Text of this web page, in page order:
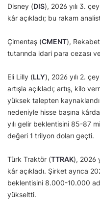
Disney (DIS), 2026 yılı 3.
kâr açıkladı; bu rakam
Çimentaş (CMENT),
tutarında idari para cezası
Eli Lilly (LLY), 2026 yılı 2.
artışla açıkladı; artış, kilo
yüksek talepten
nedeniyle hisse başına
yılı gelir beklentisini 85-87
değeri 1 trilyon doları geçti.
Türk Traktör (TTRAK), 2026
kâr açıkladı. Şirket ayrıca
beklentisini 8.000-10.000
yükseltti.